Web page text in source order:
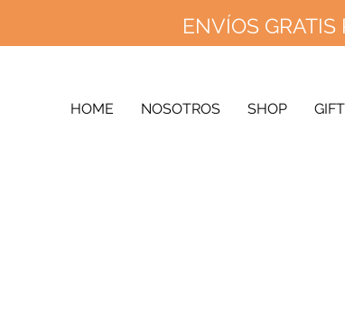
ENVÍOS
HOME NOSOTROS SHOP